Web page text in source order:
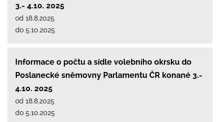
3.- 4.10. 2025
od 18.8.2025
do 5.10.2025
Informace o počtu a sídle volebního okrsku do
Poslanecké sněmovny Parlamentu ČR konané 3.-
4.10. 2025
od 18.8.2025
do 5.10.2025